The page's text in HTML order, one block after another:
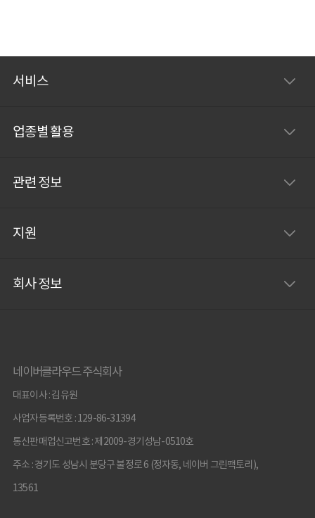
서비스
업종별 활용
관련 정보
지원
회사 정보
네이버클라우드 주식회사
대표이사 : 김유원
사업자등록번호 : 129-86-31394
통신판매업신고번호 : 제2009-경기성남-0510호
주소 : 경기도 성남시 분당구 불정로 6 (정자동, 네이버 그린팩토리),
13561